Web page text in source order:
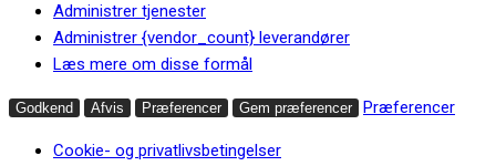
Administrer tjenester
Administrer {vendor_count} leverandører
Læs mere om disse formål
Godkend Afvis Præferencer Gem præferencer Præferencer
Cookie- og privatlivsbetingelser